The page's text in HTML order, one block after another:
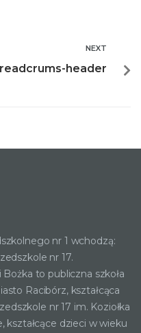
NEXT
header
nr 1 wchodzą:
nr 17.
to publiczna szkoła
Racibórz, kształcąca
nr 17 im. Koziołka
kształcące dzieci w wieku